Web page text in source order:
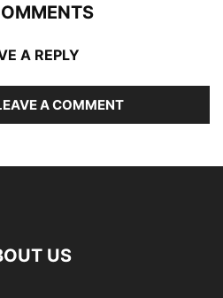
A REPLY
A COMMENT
US